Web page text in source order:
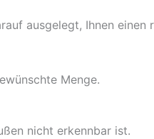
ausgelegt, Ihnen einen
Menge.
nicht erkennbar ist.